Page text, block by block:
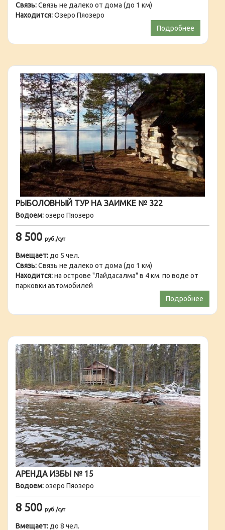
Связь:Связь не далеко от дома (до 1 км)
Находится:Озеро Пяозеро
Подробнее
РЫБОЛОВНЫЙ ТУР НА ЗАИМКЕ № 322
Водоем:озеро Пяозеро
8 500 руб./сут
Вмещает: до 5 чел.
Связь:Связь не далеко от дома (до 1 км)
Находится:на острове "Лайдасалма" в 4 км. по воде от
парковки автомобилей
Подробнее
АРЕНДА ИЗБЫ № 15
Водоем:озеро Пяозеро
8 500 руб./сут
Вмещает: до 8 чел.